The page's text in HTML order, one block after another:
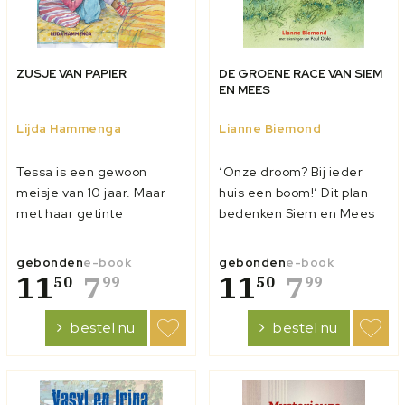
ZUSJE VAN PAPIER
Lijda Hammenga
Tessa is een gewoon
meisje van 10 jaar. Maar
met haar getinte
haar, ziet ze er wel heel
anders uit dan haar broer
Niels. Dat komt omdat haar
geadopteerd uit Brazilië.
Tessa houdt veel van haar
familie, m...
gebonden
1150
e-book
7 99
bestel nu
DE GROENE RACE VAN SIEM
EN MEES
Lianne Biemond
‘Onze droom? Bij ieder
huis een boom!’ Dit plan
bedenken Siem en Mees
Westplas. Alle scholen
mogen meedoen aan de
verkiezing voor de
Siem en Mees gaan volop
in de race! Maar Saar doet
ook mee. Wat voert zij al...
gebonden
1150
e-book
7 99
bestel nu